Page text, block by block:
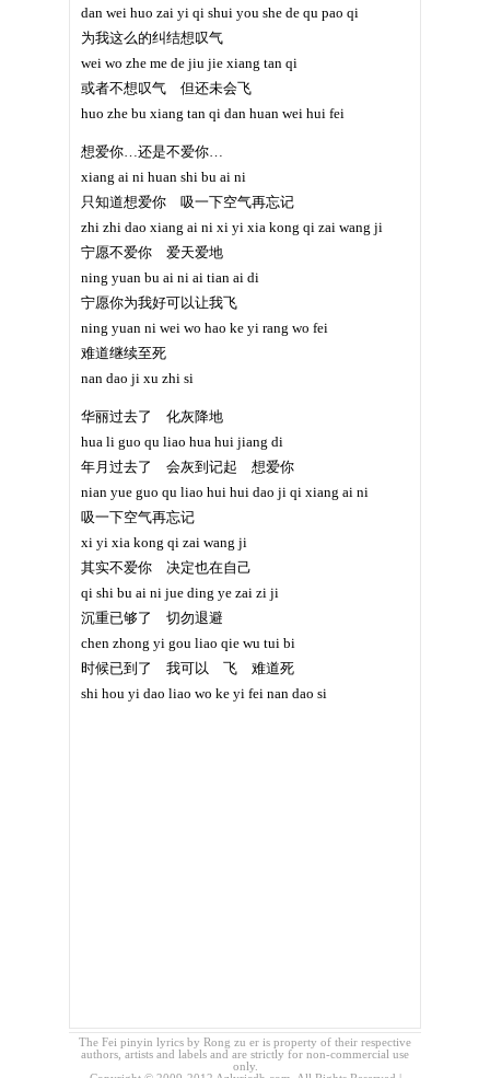
dan wei huo zai yi qi shui you she de qu pao qi
为我这么的纠结想叹气
wei wo zhe me de jiu jie xiang tan qi
或者不想叹气 但还未会飞
huo zhe bu xiang tan qi dan huan wei hui fei
想爱你…还是不爱你…
xiang ai ni huan shi bu ai ni
只知道想爱你 吸一下空气再忘记
zhi zhi dao xiang ai ni xi yi xia kong qi zai wang ji
宁愿不爱你 爱天爱地
ning yuan bu ai ni ai tian ai di
宁愿你为我好可以让我飞
ning yuan ni wei wo hao ke yi rang wo fei
难道继续至死
nan dao ji xu zhi si
华丽过去了 化灰降地
hua li guo qu liao hua hui jiang di
年月过去了 会灰到记起 想爱你
nian yue guo qu liao hui hui dao ji qi xiang ai ni
吸一下空气再忘记
xi yi xia kong qi zai wang ji
其实不爱你 决定也在自己
qi shi bu ai ni jue ding ye zai zi ji
沉重已够了 切勿退避
chen zhong yi gou liao qie wu tui bi
时候已到了 我可以 飞 难道死
shi hou yi dao liao wo ke yi fei nan dao si
The Fei pinyin lyrics by Rong zu er is property of their respective
authors, artists and labels and are strictly for non-commercial use
only.